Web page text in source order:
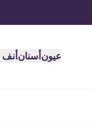
عيونأسنانأنف